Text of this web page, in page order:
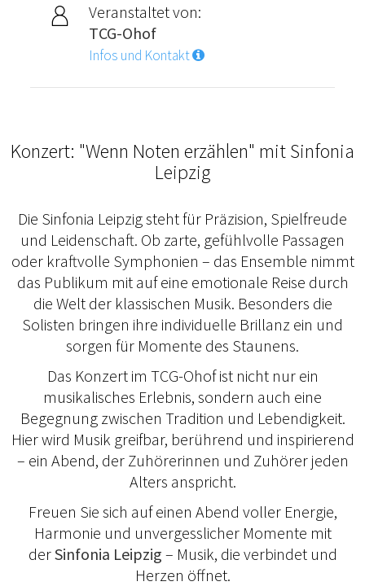
Veranstaltet von:
TCG-Ohof
Infos und Kontakt
Konzert: "Wenn Noten erzählen" mit Sinfonia
Leipzig
Die Sinfonia Leipzig steht für Präzision, Spielfreude
und Leidenschaft. Ob zarte, gefühlvolle Passagen
oder kraftvolle Symphonien – das Ensemble nimmt
das Publikum mit auf eine emotionale Reise durch
die Welt der klassischen Musik. Besonders die
Solisten bringen ihre individuelle Brillanz ein und
sorgen für Momente des Staunens.
Das Konzert im TCG-Ohof ist nicht nur ein
musikalisches Erlebnis, sondern auch eine
Begegnung zwischen Tradition und Lebendigkeit.
Hier wird Musik greifbar, berührend und inspirierend
– ein Abend, der Zuhörerinnen und Zuhörer jeden
Alters anspricht.
Freuen Sie sich auf einen Abend voller Energie,
Harmonie und unvergesslicher Momente mit
derSinfonia Leipzig – Musik, die verbindet und
Herzen öffnet.